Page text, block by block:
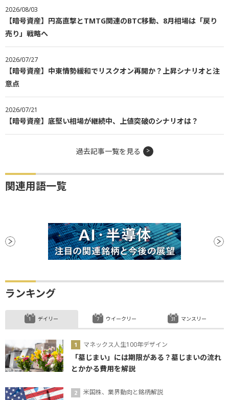
2026/08/03
【暗号資産】円高直撃とTMTG関連のBTC移動、8月相場は「戻り
売り」戦略へ
2026/07/27
【暗号資産】中東情勢緩和でリスクオン再開か？上昇シナリオと注
意点
2026/07/21
【暗号資産】底堅い相場が継続中、上値突破のシナリオは？
過去記事一覧を見る
関連用語一覧
ランキング
デイリー
マネックス人生100年デザイン
「墓じまい」には期限がある？墓じまいの流れ
とかかる費用を解説
米国株、業界動向と銘柄解説
ウイークリー マンスリー